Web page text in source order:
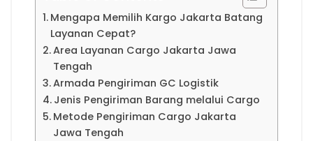
Mengapa Memilih Kargo Jakarta Batang
Layanan Cepat?
Area Layanan Cargo Jakarta Jawa
Tengah
Armada Pengiriman GC Logistik
Jenis Pengiriman Barang melalui Cargo
Metode Pengiriman Cargo Jakarta
Jawa Tengah